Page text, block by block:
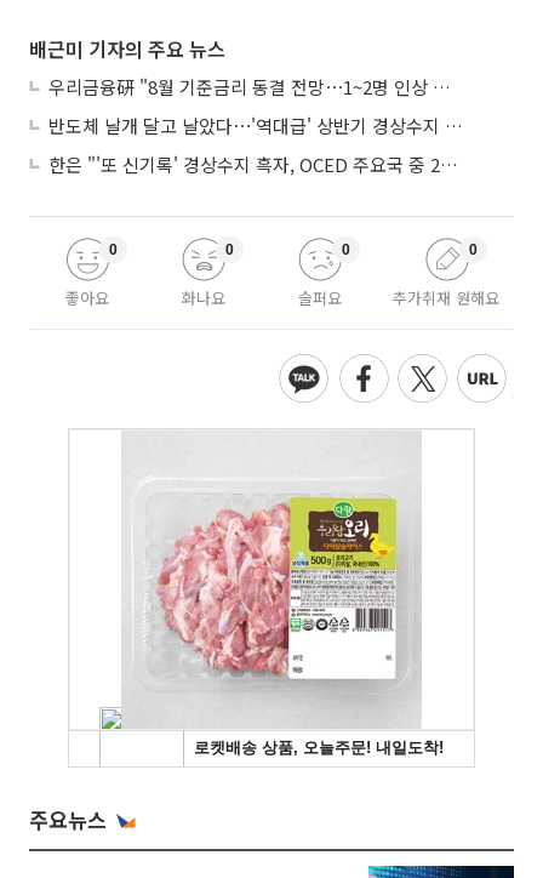
배근미 기자의 주요 뉴스
우리금융硏 "8월 기준금리 동결 전망⋯1~2명 인상 소수의견 낼 것"
반도체 날개 달고 날았다⋯'역대급' 상반기 경상수지 흑자 2000억달러 육박
한은 "'또 신기록' 경상수지 흑자, OCED 주요국 중 2위⋯반도체 수출 효과"
좋아요
0
화나요
0
슬퍼요
0
추가취재 원해요
0
주요뉴스